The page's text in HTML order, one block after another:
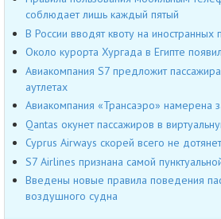
соблюдает лишь каждый пятый
В России вводят квоту на иностранных
Около курорта Хургада в Египте
Авиакомпания S7 предложит
аутлетах
Авиакомпания «Трансаэро» намерена
Qantas окунет пассажиров в
Cyprus Airways скорей всего не
S7 Airlines признана самой
Введены новые правила поведения
воздушного судна